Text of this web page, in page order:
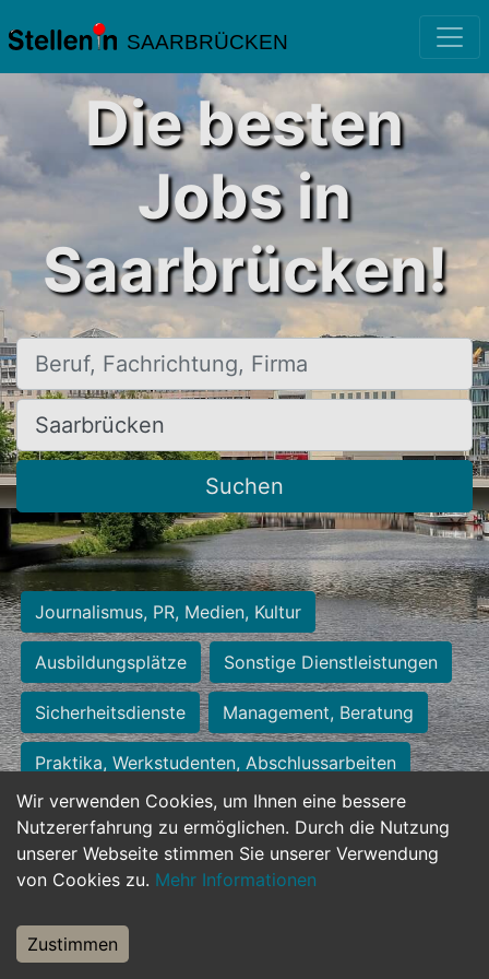
SAARBRÜCKEN
Wir verwenden Cookies, um Ihnen eine bessere
Nutzererfahrung zu ermöglichen. Durch die Nutzung
unserer Webseite stimmen Sie unserer Verwendung
von Cookies zu. Mehr Informationen
Zustimmen
Die besten
Jobs in
Saarbrücken!
Beruf, Fachrichtung, Firma
Ort, Stadt
Suchen
Journalismus, PR, Medien, Kultur
Ausbildungsplätze Sonstige Dienstleistungen
Sicherheitsdienste Management, Beratung
Praktika, Werkstudenten, Abschlussarbeiten
Personalwesen Assistenz, Sekretariat
Hilfskräfte, Aushilfs- und Nebenjobs
Weiterbildung, Studium, duale Ausbildung